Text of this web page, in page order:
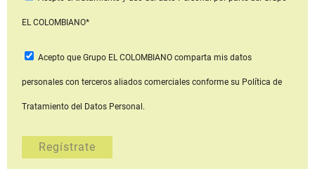
EL COLOMBIANO*
Acepto que Grupo EL COLOMBIANOcomparta mis datos
personales con terceros aliados comerciales conforme su Política de
Tratamiento del Datos Personal.